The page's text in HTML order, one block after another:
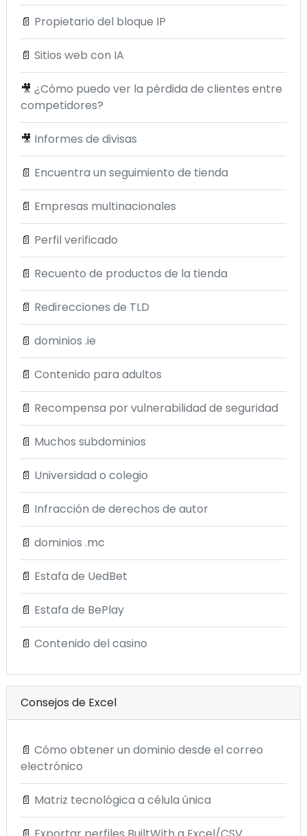
📄 Propietario del bloque IP
📄 Sitios web con IA
🎥 ¿Cómo puedo ver la pérdida de clientes entre
competidores?
🎥 Informes de divisas
📄 Encuentra un seguimiento de tienda
📄 Empresas multinacionales
📄 Perfil verificado
📄 Recuento de productos de la tienda
📄 Redirecciones de TLD
📄 dominios .ie
📄 Contenido para adultos
📄 Recompensa por vulnerabilidad de seguridad
📄 Muchos subdominios
📄 Universidad o colegio
📄 Infracción de derechos de autor
📄 dominios .mc
📄 Estafa de UedBet
📄 Estafa de BePlay
📄 Contenido del casino
Consejos de Excel
📄 Cómo obtener un dominio desde el correo
electrónico
📄 Matriz tecnológica a célula única